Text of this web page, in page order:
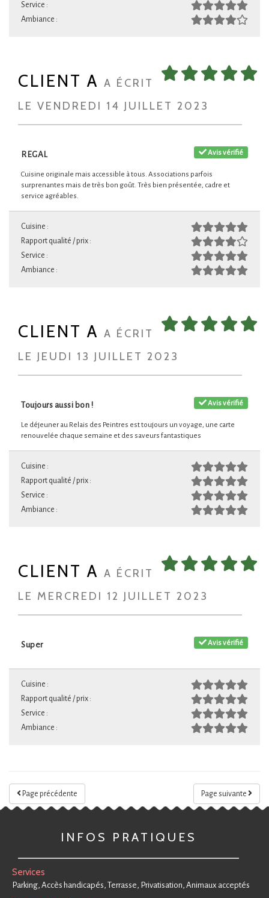
Service :
Ambiance :
CLIENT A A ÉCRIT
LE VENDREDI 14 JUILLET 2023
Avis vérifié
REGAL
Cuisine originale mais accessible à tous. Associations parfois
surprenantes mais de très bon goût. Très bien présentée, cadre et
service agréables.
Cuisine :
Rapport qualité / prix :
Service :
Ambiance :
CLIENT A A ÉCRIT
LE JEUDI 13 JUILLET 2023
Avis vérifié
Toujours aussi bon !
Le déjeuner au Relais des Peintres est toujours un voyage, une carte
renouvelée chaque semaine et des saveurs fantastiques
Cuisine :
Rapport qualité / prix :
Service :
Ambiance :
CLIENT A A ÉCRIT
LE MERCREDI 12 JUILLET 2023
Avis vérifié
Super
Cuisine :
Rapport qualité / prix :
Service :
Ambiance :
Page suivante
Page précédente
INFOS PRATIQUES
Services
Parking, Accès handicapés, Terrasse, Privatisation, Animaux acceptés